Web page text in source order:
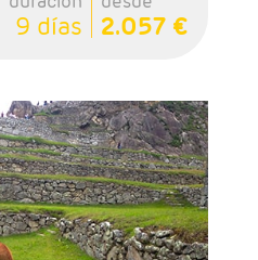
9 días 2.057 €
2 noches Cuzco, 1
noche Aguas Calientes
elegir
y 4 almuerzos